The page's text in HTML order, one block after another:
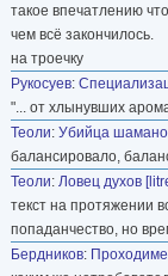
такое впечатлению
чем всё закончилось.
на троечку
Рукосуев:
"... от хлынувших
Теоли: Убийца
балансировало,
Теоли: Ловец духов
текст на протяжении
попаданчество, но
Бердников: